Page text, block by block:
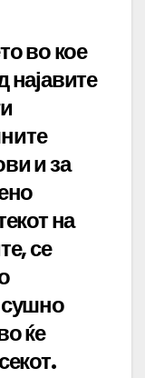
во кое
најавите
и за
на
се
ќе